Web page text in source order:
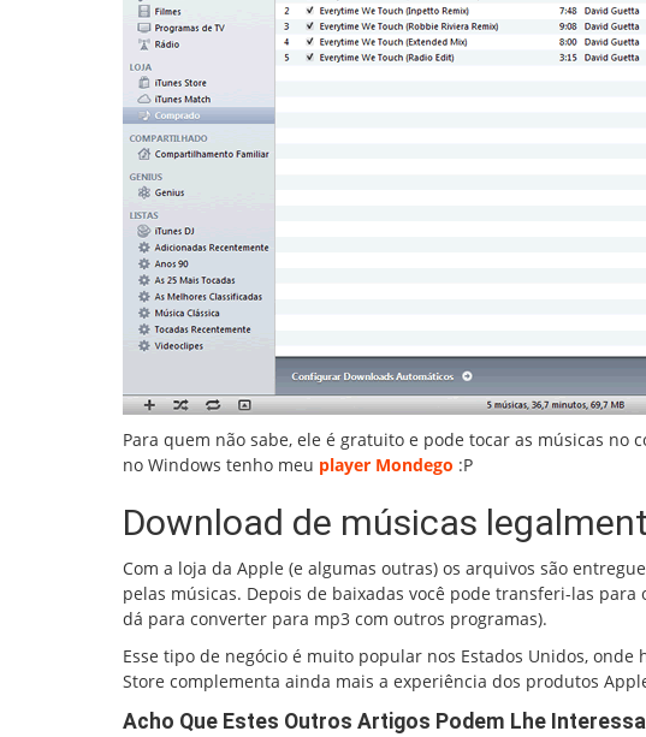
Para quem não sabe, ele é gratuito e pode tocar as músicas
no Windows tenho meu player Mondego :P
Download de músicas
Com a loja da Apple (e algumas outras) os arquivos são
pelas músicas. Depois de baixadas você pode transferi-las
dá para converter para mp3 com outros programas).
Esse tipo de negócio é muito popular nos Estados Unidos,
Store complementa ainda mais a experiência dos produtos
Acho Que Estes Outros Artigos Podem Lhe